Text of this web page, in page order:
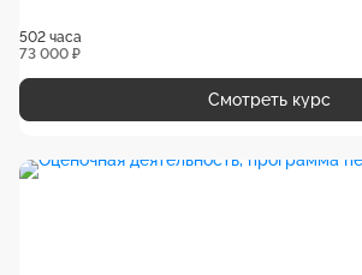
502 часа
73 000 ₽
Смотреть курс